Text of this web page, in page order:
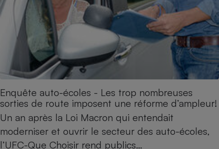
Enquête auto-écoles - Les trop nombreuses
sorties de route imposent une réforme d’ampleur!
Un an après la Loi Macron qui entendait
moderniser et ouvrir le secteur des auto-écoles,
l’UFC-Que Choisir rend publics…